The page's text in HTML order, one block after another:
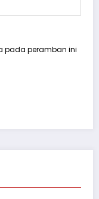
pada peramban ini